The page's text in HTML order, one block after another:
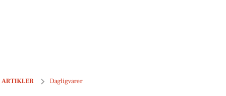
ARTIKLER Dagligvarer
Friskbrygget kaffe til 39 kr. og lækre kanel gifflar til 12 kr. - se ugens lokale